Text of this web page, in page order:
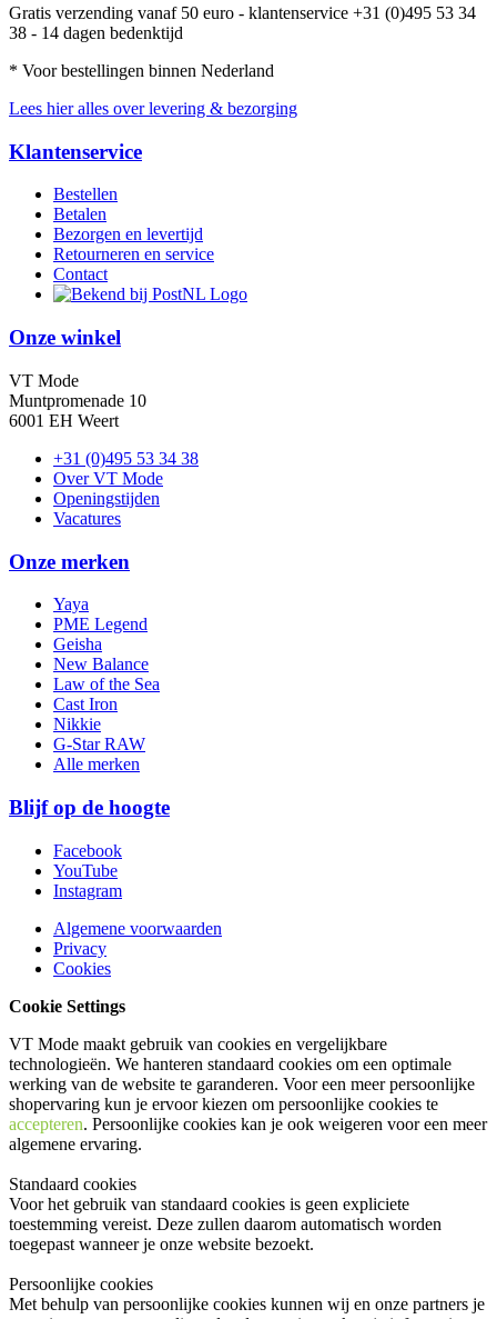
Gratis verzending vanaf 50 euro - klantenservice +31 (0)495 53 34
38 - 14 dagen bedenktijd
* Voor bestellingen binnen Nederland
Lees hier alles over levering & bezorging
Klantenservice
Bestellen
Betalen
Bezorgen en levertijd
Retourneren en service
Contact
Onze winkel
VT Mode
Muntpromenade 10
6001 EH Weert
+31 (0)495 53 34 38
Over VT Mode
Openingstijden
Vacatures
Onze merken
Yaya
PME Legend
Geisha
New Balance
Law of the Sea
Cast Iron
Nikkie
G-Star RAW
Alle merken
Blijf op de hoogte
Facebook
YouTube
Instagram
Algemene voorwaarden
Privacy
Cookies
Cookie Settings
VT Mode maakt gebruik van cookies en vergelijkbare
technologieën. We hanteren standaard cookies om een optimale
werking van de website te garanderen. Voor een meer persoonlijke
shopervaring kun je ervoor kiezen om persoonlijke cookies te
accepteren. Persoonlijke cookies kan je ook weigeren voor een meer
algemene ervaring.
Standaard cookies
Voor het gebruik van standaard cookies is geen expliciete
toestemming vereist. Deze zullen daarom automatisch worden
toegepast wanneer je onze website bezoekt.
Persoonlijke cookies
Met behulp van persoonlijke cookies kunnen wij en onze partners je